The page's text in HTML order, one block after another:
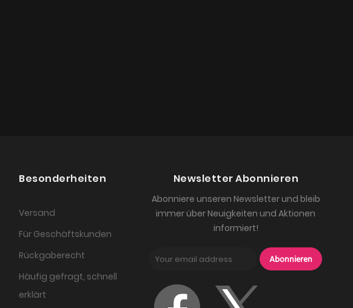
Besonderheiten
Versand
Für Geschäftskunden
Rückgaberecht
Häufig gefragt, schnell
erklärt
Newsletter Abonnieren
Abonniere unseren Newsletter und bleib
immer über Neuigkeiten und Aktionen
informiert!
Abonnieren